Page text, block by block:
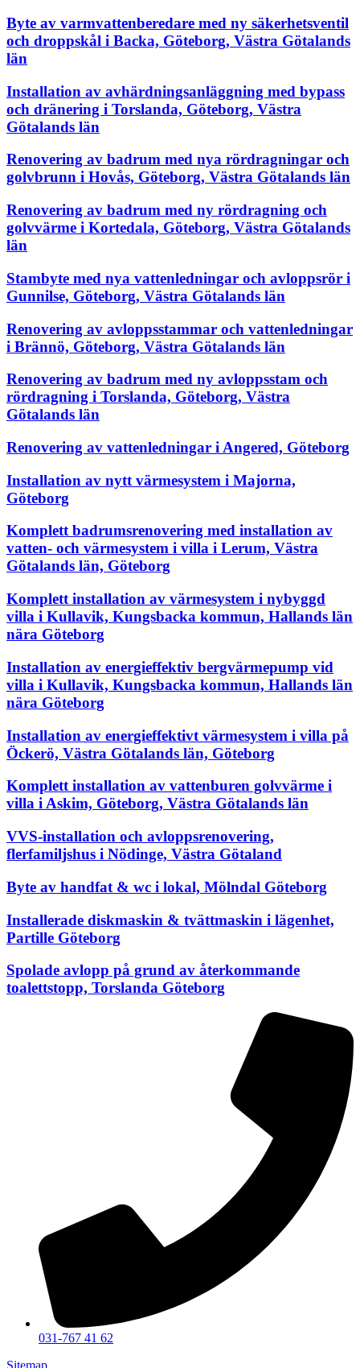
Byte av varmvattenberedare med ny säkerhetsventil
och droppskål i Backa, Göteborg, Västra Götalands
län
Installation av avhärdningsanläggning med bypass
och dränering i Torslanda, Göteborg, Västra
Götalands län
Renovering av badrum med nya rördragningar och
golvbrunn i Hovås, Göteborg, Västra Götalands län
Renovering av badrum med ny rördragning och
golvvärme i Kortedala, Göteborg, Västra Götalands
län
Stambyte med nya vattenledningar och avloppsrör i
Gunnilse, Göteborg, Västra Götalands län
Renovering av avloppsstammar och vattenledningar
i Brännö, Göteborg, Västra Götalands län
Renovering av badrum med ny avloppsstam och
rördragning i Torslanda, Göteborg, Västra
Götalands län
Renovering av vattenledningar i Angered, Göteborg
Installation av nytt värmesystem i Majorna,
Göteborg
Komplett badrumsrenovering med installation av
vatten- och värmesystem i villa i Lerum, Västra
Götalands län, Göteborg
Komplett installation av värmesystem i nybyggd
villa i Kullavik, Kungsbacka kommun, Hallands län
nära Göteborg
Installation av energieffektiv bergvärmepump vid
villa i Kullavik, Kungsbacka kommun, Hallands län
nära Göteborg
Installation av energieffektivt värmesystem i villa på
Öckerö, Västra Götalands län, Göteborg
Komplett installation av vattenburen golvvärme i
villa i Askim, Göteborg, Västra Götalands län
VVS-installation och avloppsrenovering,
flerfamiljshus i Nödinge, Västra Götaland
Byte av handfat & wc i lokal, Mölndal Göteborg
Installerade diskmaskin & tvättmaskin i lägenhet,
Partille Göteborg
Spolade avlopp på grund av återkommande
toalettstopp, Torslanda Göteborg
031-767 41 62
Sitemap